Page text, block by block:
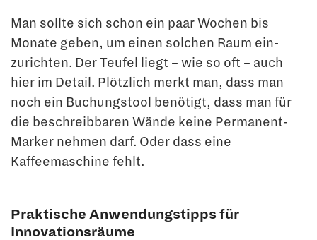
Man sollte sich schon ein paar Wochen bis
Monate geben, um einen solchen Raum ein­
zurichten. Der Teufel liegt – wie so oft – auch
hier im Detail. Plötzlich merkt man, dass man
noch ein Buchungstool benötigt, dass man für
die beschreibbaren Wände keine Permanent-
Marker nehmen darf. Oder dass eine
Kaffeemaschine fehlt.
Praktische Anwendungstipps für
Innovationsräume